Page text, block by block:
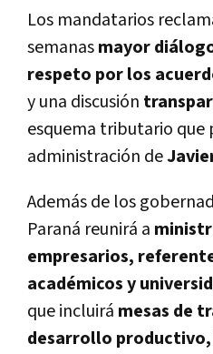
Los mandatarios
semanasmayor
respeto por los
y una discusión
esquema tributario que
administración de
Además de los
Paraná reunirá a
empresarios,
académicos y
que incluirá mesas de
desarrollo